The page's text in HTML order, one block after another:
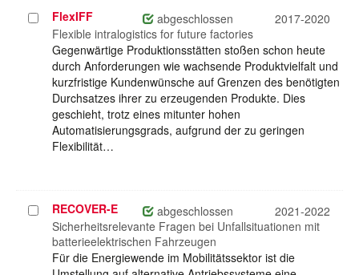
Projekt
auswählen
FlexIFF abgeschlossen
2017-2020
Flexible intralogistics for future factories
Gegenwärtige Produktionsstätten stoßen schon heute
durch Anforderungen wie wachsende Produktvielfalt und
kurzfristige Kundenwünsche auf Grenzen des benötigten
Durchsatzes ihrer zu erzeugenden Produkte. Dies
geschieht, trotz eines mitunter hohen
Automatisierungsgrads, aufgrund der zu geringen
Flexibilität…
Projekt
auswählen
RECOVER-E abgeschlossen
2021-2022
Sicherheitsrelevante Fragen bei Unfallsituationen mit
batterieelektrischen Fahrzeugen
Für die Energiewende im Mobilitätssektor ist die